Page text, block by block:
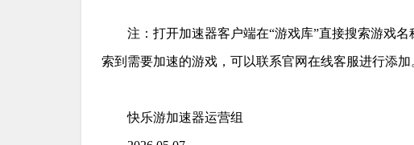
注：打开加速器客户端在“游戏库”直接搜索游戏
索到需要加速的游戏，可以联系官网在线客服进行添加
快乐游加速器运营组